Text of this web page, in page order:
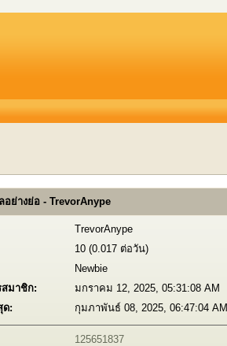
ย่างย่อ - TrevorAnype
TrevorAnype
10 (0.017 ต่อวัน)
Newbie
มาชิก:
มกราคม 12, 2025, 05:31:08 AM
ด:
กุมภาพันธ์ 08, 2025, 06:47:04 AM
125651837